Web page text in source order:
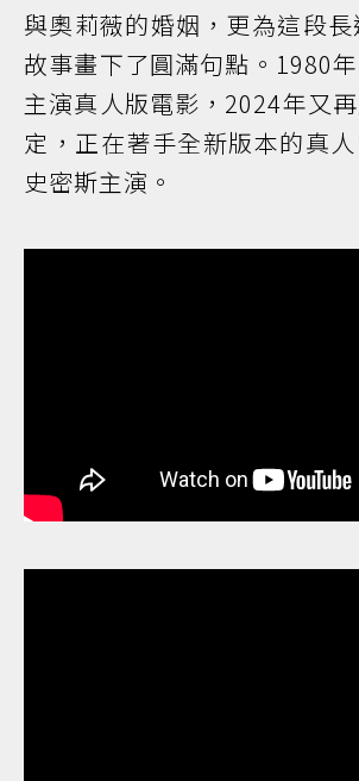
與奧莉薇的婚姻，更為這段
故事畫下了圓滿句點。1980
主演真人版電影，2024年又
定，正在著手全新版本的真
史密斯主演。